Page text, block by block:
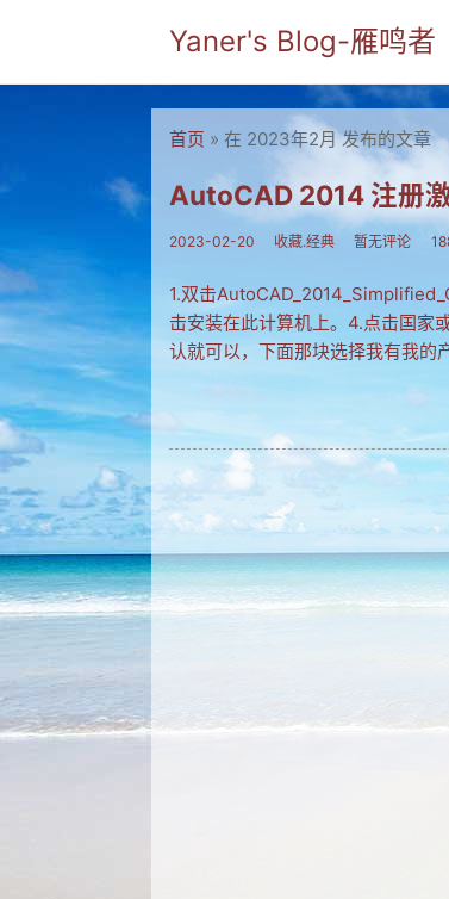
Yaner's Blog-雁鸣者
首页 » 在 2023年2月 发布的文章
AutoCAD 2014 注册
2023-02-20 收藏.经典 暂无评论
1.双击
击安装在此计算机上。4.点击国家
认就可以，下面那块选择我有我